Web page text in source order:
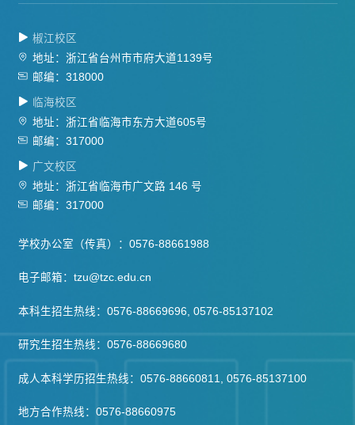
椒江校区
地址：浙江省台州市市府大道1139号
邮编：318000
临海校区
地址：浙江省临海市东方大道605号
邮编：317000
广文校区
地址：浙江省临海市广文路 146 号
邮编：317000
学校办公室（传真）：0576-88661988
电子邮箱：tzu@tzc.edu.cn
本科生招生热线：0576-88669696, 0576-85137102
研究生招生热线：0576-88669680
成人本科学历招生热线：0576-88660811, 0576-85137100
地方合作热线：0576-88660975